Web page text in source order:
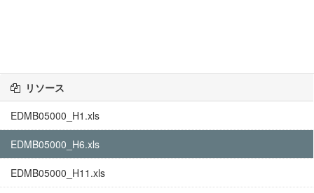
リソース
EDMB05000_H1.xls
EDMB05000_H6.xls
EDMB05000_H11.xls